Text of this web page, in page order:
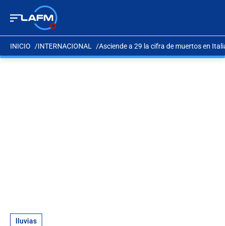
INICIO INTERNACIONAL Asciende a 29 la cifra de muertos en
lluvias